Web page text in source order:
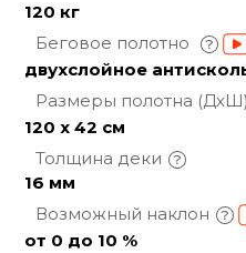
120 кг
Беговое полотно
двухслойное
Размеры полотна (ДхШ)
120 х 42 см
Толщина деки
16 мм
Возможный наклон
от 0 до 10 %